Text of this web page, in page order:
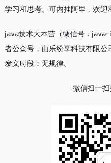
学习和思考。可内推阿里，欢迎
java技术大本营（微信号：
者公众号，由乐纷享科技有限
发文时段：无规律。
微信扫一